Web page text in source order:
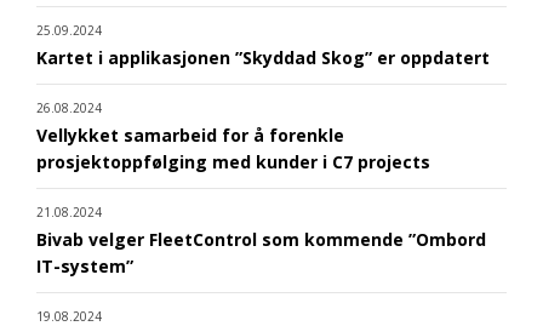
25.09.2024
Kartet i applikasjonen ”Skyddad Skog” er oppdatert
26.08.2024
Vellykket samarbeid for å forenkle
prosjektoppfølging med kunder i C7 projects
21.08.2024
Bivab velger FleetControl som kommende ”Ombord
IT-system”
19.08.2024